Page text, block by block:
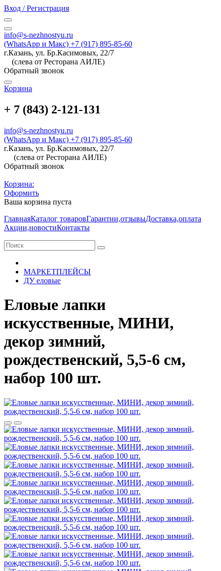
Вход / Регистрация
info@s-nezhnostyu.ru
(WhatsApp и Макс) +7 (917) 895-85-60
г.Казань, ул. Бр.Касимовых, 22/7
(слева от Ресторана АИЛЕ)
Обратный звонок
Корзина
+ 7 (843) 2-121-131
info@s-nezhnostyu.ru
(WhatsApp и Макс) +7 (917) 895-85-60
г.Казань, ул. Бр.Касимовых, 22/7
(слева от Ресторана АИЛЕ)
Обратный звонок
Корзина:
Оформить
Ваша корзина пуста
ГлавнаяКаталог товаровГарантии,отзывыДоставка,оплата
Акции,новостиКонтакты
МАРКЕТПЛЕЙСЫ
ДУ еловые
Еловые лапки
искусственные, МИНИ,
декор зимний,
рождественский, 5,5-6 см,
набор 100 шт.